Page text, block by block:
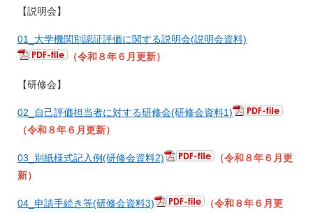
【説明会】
01_大学機関別認証評価に関する説明会(説明会資料)
（令和８年６月更新）
【研修会】
02_自己評価担当者に対する研修会(研修会資料1)
（令和８年６月更新）
03_別紙様式記入例(研修会資料2)
（令和８年６月更
新）
04_申請手続き等(研修会資料3)
（令和８年６月更